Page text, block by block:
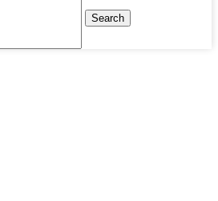
Search